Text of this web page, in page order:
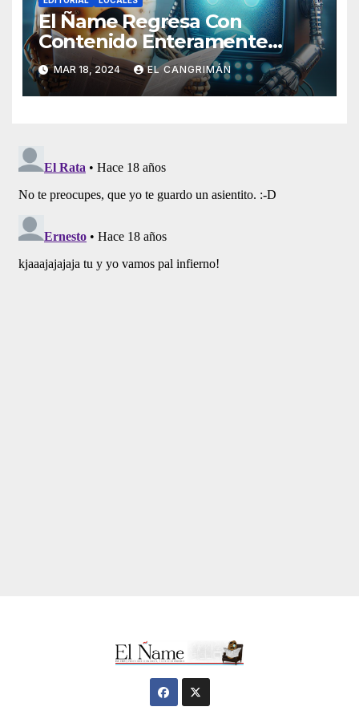
El Ñame Regresa Con
Contenido Enteramente
Generado Por Inteligencia
Artificial
MAR 18, 2024 EL CANGRIMÁN